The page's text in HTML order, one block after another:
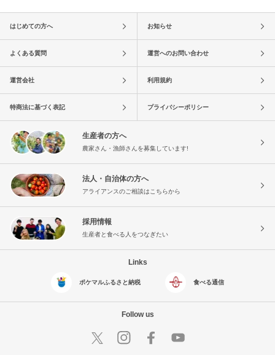
はじめての方へ お知らせ
よくある質問 運営へのお問い合わせ
運営会社 利用規約
特商法に基づく表記 プライバシーポリシー
生産者の方へ
農家さん・漁師さんを募集しています!
法人・自治体の方へ
アライアンスのご相談はこちらから
採用情報
生産者と食べる人をつなぎたい
Links
ポケマルふるさと納税 食べる通信
Follow us